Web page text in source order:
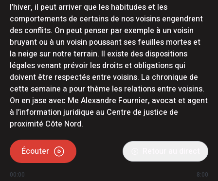
l’hiver, il peut arriver que les habitudes et les
comportements de certains de nos voisins engendrent
des conflits. On peut penser par exemple à un voisin
bruyant ou à un voisin poussant ses feuilles mortes et
la neige sur notre terrain. Il existe des dispositions
légales venant prévoir les droits et obligations qui
doivent être respectés entre voisins. La chronique de
cette semaine a pour thème les relations entre voisins.
On en jase avec Me Alexandre Fournier, avocat et agent
à l’information juridique au Centre de justice de
proximité Côte Nord.
Écouter
00:00 8:00